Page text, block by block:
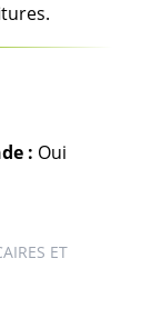
: Oui
ET